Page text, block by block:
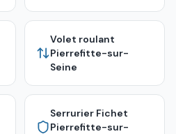
Volet roulant
Pierrefitte-sur-
Seine
Serrurier Fichet
Pierrefitte-sur-